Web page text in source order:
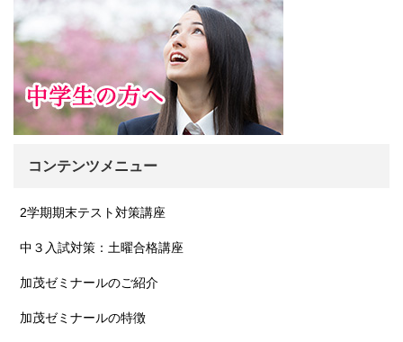
コンテンツメニュー
2学期期末テスト対策講座
中３入試対策：土曜合格講座
加茂ゼミナールのご紹介
加茂ゼミナールの特徴